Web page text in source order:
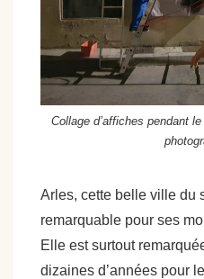
Collage d’affiches pendant
Arles, cette belle ville du
remarquable pour ses
Elle est surtout
dizaines d’années pour